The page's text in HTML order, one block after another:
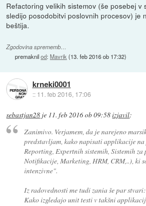
Refactoring velikih sistemov (še posebej v
sledijo posodobitvi poslovnih procesov) je
beštija.
Zgodovina sprememb…
premaknilod:Mavrik (13. feb 2016 ob 17:32)
krneki0001
:: 11. feb 2016, 17:06
sebastjan28 je 11. feb 2016 ob 09:58izjavil:
Zanimivo. Verjamem, da je narejeno
predstavljam, kako napisati applikacije
Reporting, Expertnih sistemih, Sistemih
Notifikacije, Marketing, HRM, CRM,..), ki
intenzivne".
Iz radovednosti me tudi zania še par stvari:
Kako izgledajo unit testi v takšni